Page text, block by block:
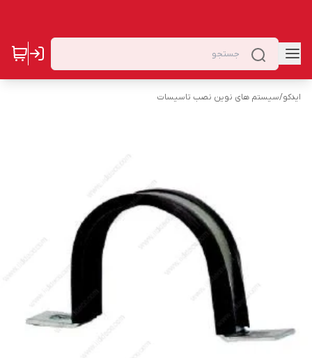
ایدکو/سیستم های نوین نصب تاسیسات